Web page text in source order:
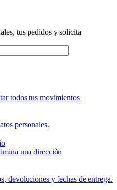
tus pedidos y solicita
todos tus movimientos
personales.
una dirección
devoluciones y fechas de entrega.